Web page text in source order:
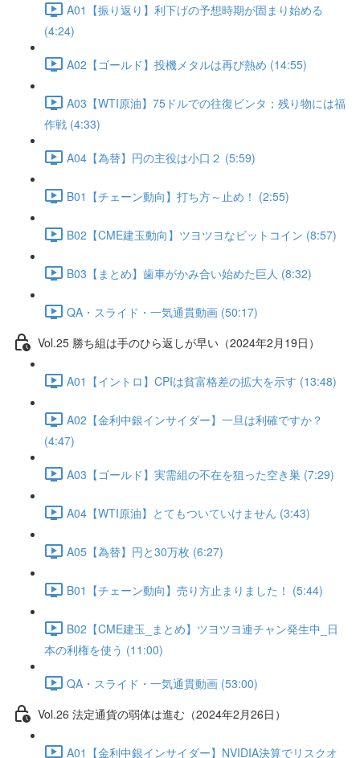
A01【振り返り】利下げの予想時期が固まり始める
(4:24)
A02【ゴールド】投機メタルは再び熱め (14:55)
A03【WTI原油】75ドルでの往復ビンタ；残り物には福
作戦 (4:33)
A04【為替】円の主役は小口２ (5:59)
B01【チェーン動向】打ち方～止め！ (2:55)
B02【CME建玉動向】ツヨツヨなビットコイン (8:57)
B03【まとめ】歯車がかみ合い始めた巨人 (8:32)
QA・スライド・一気通貫動画 (50:17)
Vol.25 勝ち組は手のひら返しが早い（2024年2月19日）
A01【イントロ】CPIは貧富格差の拡大を示す (13:48)
A02【金利中銀インサイダー】一旦は利確ですか？
(4:47)
A03【ゴールド】実需組の不在を狙った空き巣 (7:29)
A04【WTI原油】とてもついていけません (3:43)
A05【為替】円と30万枚 (6:27)
B01【チェーン動向】売り方止まりました！ (5:44)
B02【CME建玉_まとめ】ツヨツヨ連チャン発生中_日
本の利権を使う (11:00)
QA・スライド・一気通貫動画 (53:00)
Vol.26 法定通貨の弱体は進む（2024年2月26日）
A01【金利中銀インサイダー】NVIDIA決算でリスクオ